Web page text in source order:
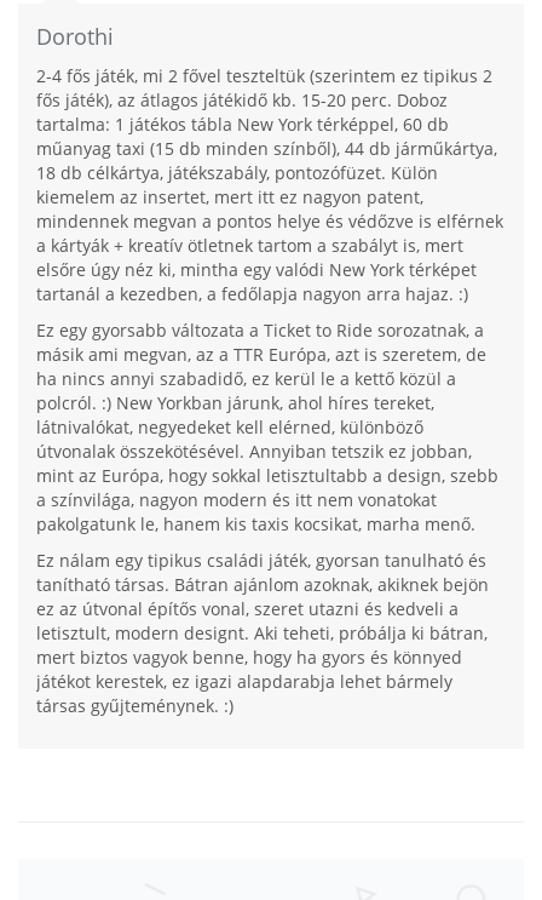
Dorothi
2-4 fős játék, mi 2 fővel teszteltük (szerintem ez tipikus 2
fős játék), az átlagos játékidő kb. 15-20 perc. Doboz
tartalma: 1 játékos tábla New York térképpel, 60 db
műanyag taxi (15 db minden színből), 44 db járműkártya,
18 db célkártya, játékszabály, pontozófüzet. Külön
kiemelem az insertet, mert itt ez nagyon patent,
mindennek megvan a pontos helye és védőzve is elférnek
a kártyák + kreatív ötletnek tartom a szabályt is, mert
elsőre úgy néz ki, mintha egy valódi New York térképet
tartanál a kezedben, a fedőlapja nagyon arra hajaz. :)
Ez egy gyorsabb változata a Ticket to Ride sorozatnak, a
másik ami megvan, az a TTR Európa, azt is szeretem, de
ha nincs annyi szabadidő, ez kerül le a kettő közül a
polcról. :) New Yorkban járunk, ahol híres tereket,
látnivalókat, negyedeket kell elérned, különböző
útvonalak összekötésével. Annyiban tetszik ez jobban,
mint az Európa, hogy sokkal letisztultabb a design, szebb
a színvilága, nagyon modern és itt nem vonatokat
pakolgatunk le, hanem kis taxis kocsikat, marha menő.
Ez nálam egy tipikus családi játék, gyorsan tanulható és
tanítható társas. Bátran ajánlom azoknak, akiknek bejön
ez az útvonal építős vonal, szeret utazni és kedveli a
letisztult, modern designt. Aki teheti, próbálja ki bátran,
mert biztos vagyok benne, hogy ha gyors és könnyed
játékot kerestek, ez igazi alapdarabja lehet bármely
társas gyűjteménynek. :)